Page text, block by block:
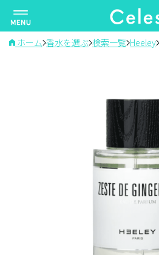
ナ
ビ
ゲ ホーム 香水を選ぶ 検索一覧 Heeley